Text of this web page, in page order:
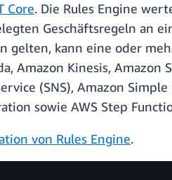
Core. Die Rules Engine
Geschäftsregeln an
gelten, kann eine oder
Amazon Kinesis, Amazon
(SNS), Amazon Simple
sowie AWS Step
von Rules Engine.